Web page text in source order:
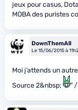
jeux pour casus,
MOBA des puristes
DownThemAll
Le 15/06/2015 à
Moi j’attends un
Source 2&nbsp;
"